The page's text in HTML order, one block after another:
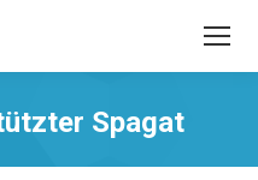
Spagat